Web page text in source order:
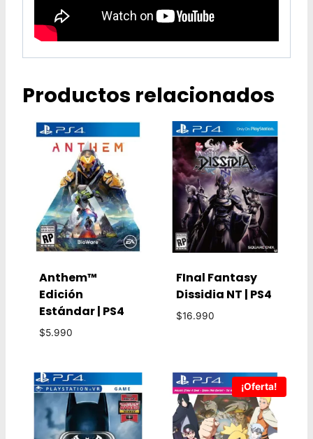
Productos relacionados
Anthem™
Edición
Estándar | PS4
$5.990
FInal Fantasy
Dissidia NT | PS4
$16.990
¡Oferta!